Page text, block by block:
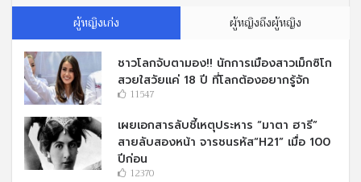
ผู้หญิงเก่ง ผู้หญิงถึงผู้หญิง
ชาวโลกจับตามอง!! นักการเมืองสาวเม็กซิโก
สวยใสวัยแค่ 18 ปี ที่โลกต้องอยากรู้จัก
11547
เผยเอกสารลับชี้เหตุประหาร “มาตา ฮารี”
สายลับสองหน้า จารชนรหัส“H21” เมื่อ 100
ปีก่อน
12370